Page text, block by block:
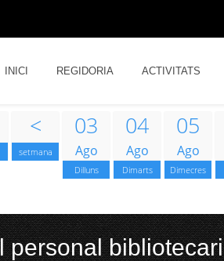
INICI REGIDORIA ACTIVITATS
<
setmana
03
Ago
Dilluns
04
Ago
Dimarts
05
Ago
Dimecres
personal bibliotecari